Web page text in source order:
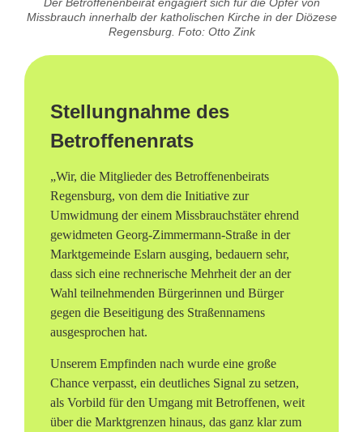
Der Betroffenenbeirat engagiert sich für die Opfer von
Missbrauch innerhalb der katholischen Kirche in der Diözese
Regensburg. Foto: Otto Zink
Stellungnahme des
Betroffenenrats
„Wir, die Mitglieder des Betroffenenbeirats
Regensburg, von dem die Initiative zur
Umwidmung der einem Missbrauchstäter ehrend
gewidmeten Georg-Zimmermann-Straße in der
Marktgemeinde Eslarn ausging, bedauern sehr,
dass sich eine rechnerische Mehrheit der an der
Wahl teilnehmenden Bürgerinnen und Bürger
gegen die Beseitigung des Straßennamens
ausgesprochen hat.
Unserem Empfinden nach wurde eine große
Chance verpasst, ein deutliches Signal zu setzen,
als Vorbild für den Umgang mit Betroffenen, weit
über die Marktgrenzen hinaus, das ganz klar zum